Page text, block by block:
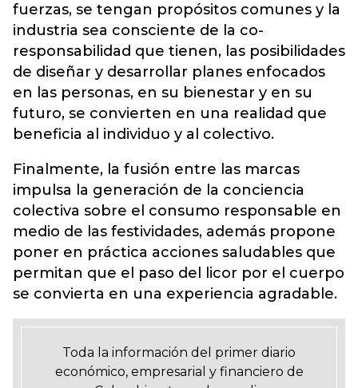
fuerzas, se tengan propósitos comunes y la
industria sea consciente de la co-
responsabilidad que tienen, las posibilidades
de diseñar y desarrollar planes enfocados
en las personas, en su bienestar y en su
futuro, se convierten en una realidad que
beneficia al individuo y al colectivo.
Finalmente, la fusión entre las marcas
impulsa la generación de la conciencia
colectiva sobre el consumo responsable en
medio de las festividades, además propone
poner en práctica acciones saludables que
permitan que el paso del licor por el cuerpo
se convierta en una experiencia agradable.
Toda la información del primer diario
económico, empresarial y financiero de